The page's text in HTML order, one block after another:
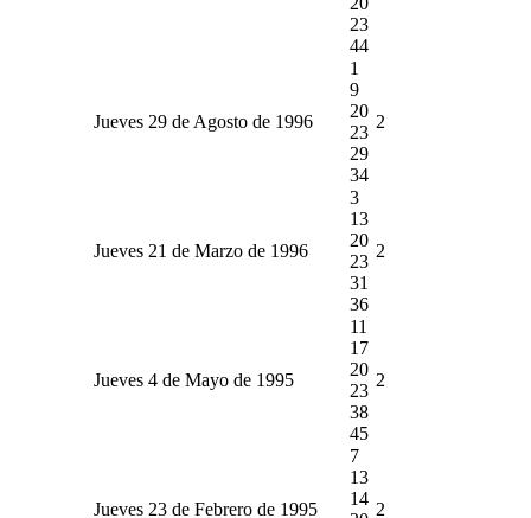
23
44
Jueves 29 de Agosto de 1996
1
9
20
23
29
34
2
Jueves 21 de Marzo de 1996
3
13
20
23
31
36
2
Jueves 4 de Mayo de 1995
11
17
20
23
38
45
2
Jueves 23 de Febrero de 1995
7
13
14
2